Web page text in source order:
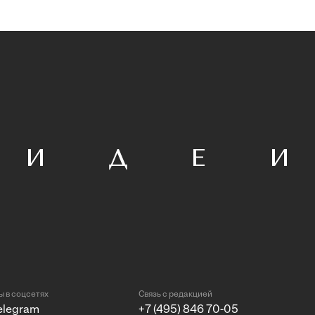
в соцсетях Связь с редакцией
+7 (495) 846 70-05